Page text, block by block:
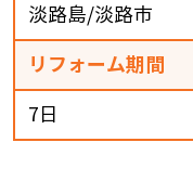
淡路島/淡路市
リフォーム期間
7日